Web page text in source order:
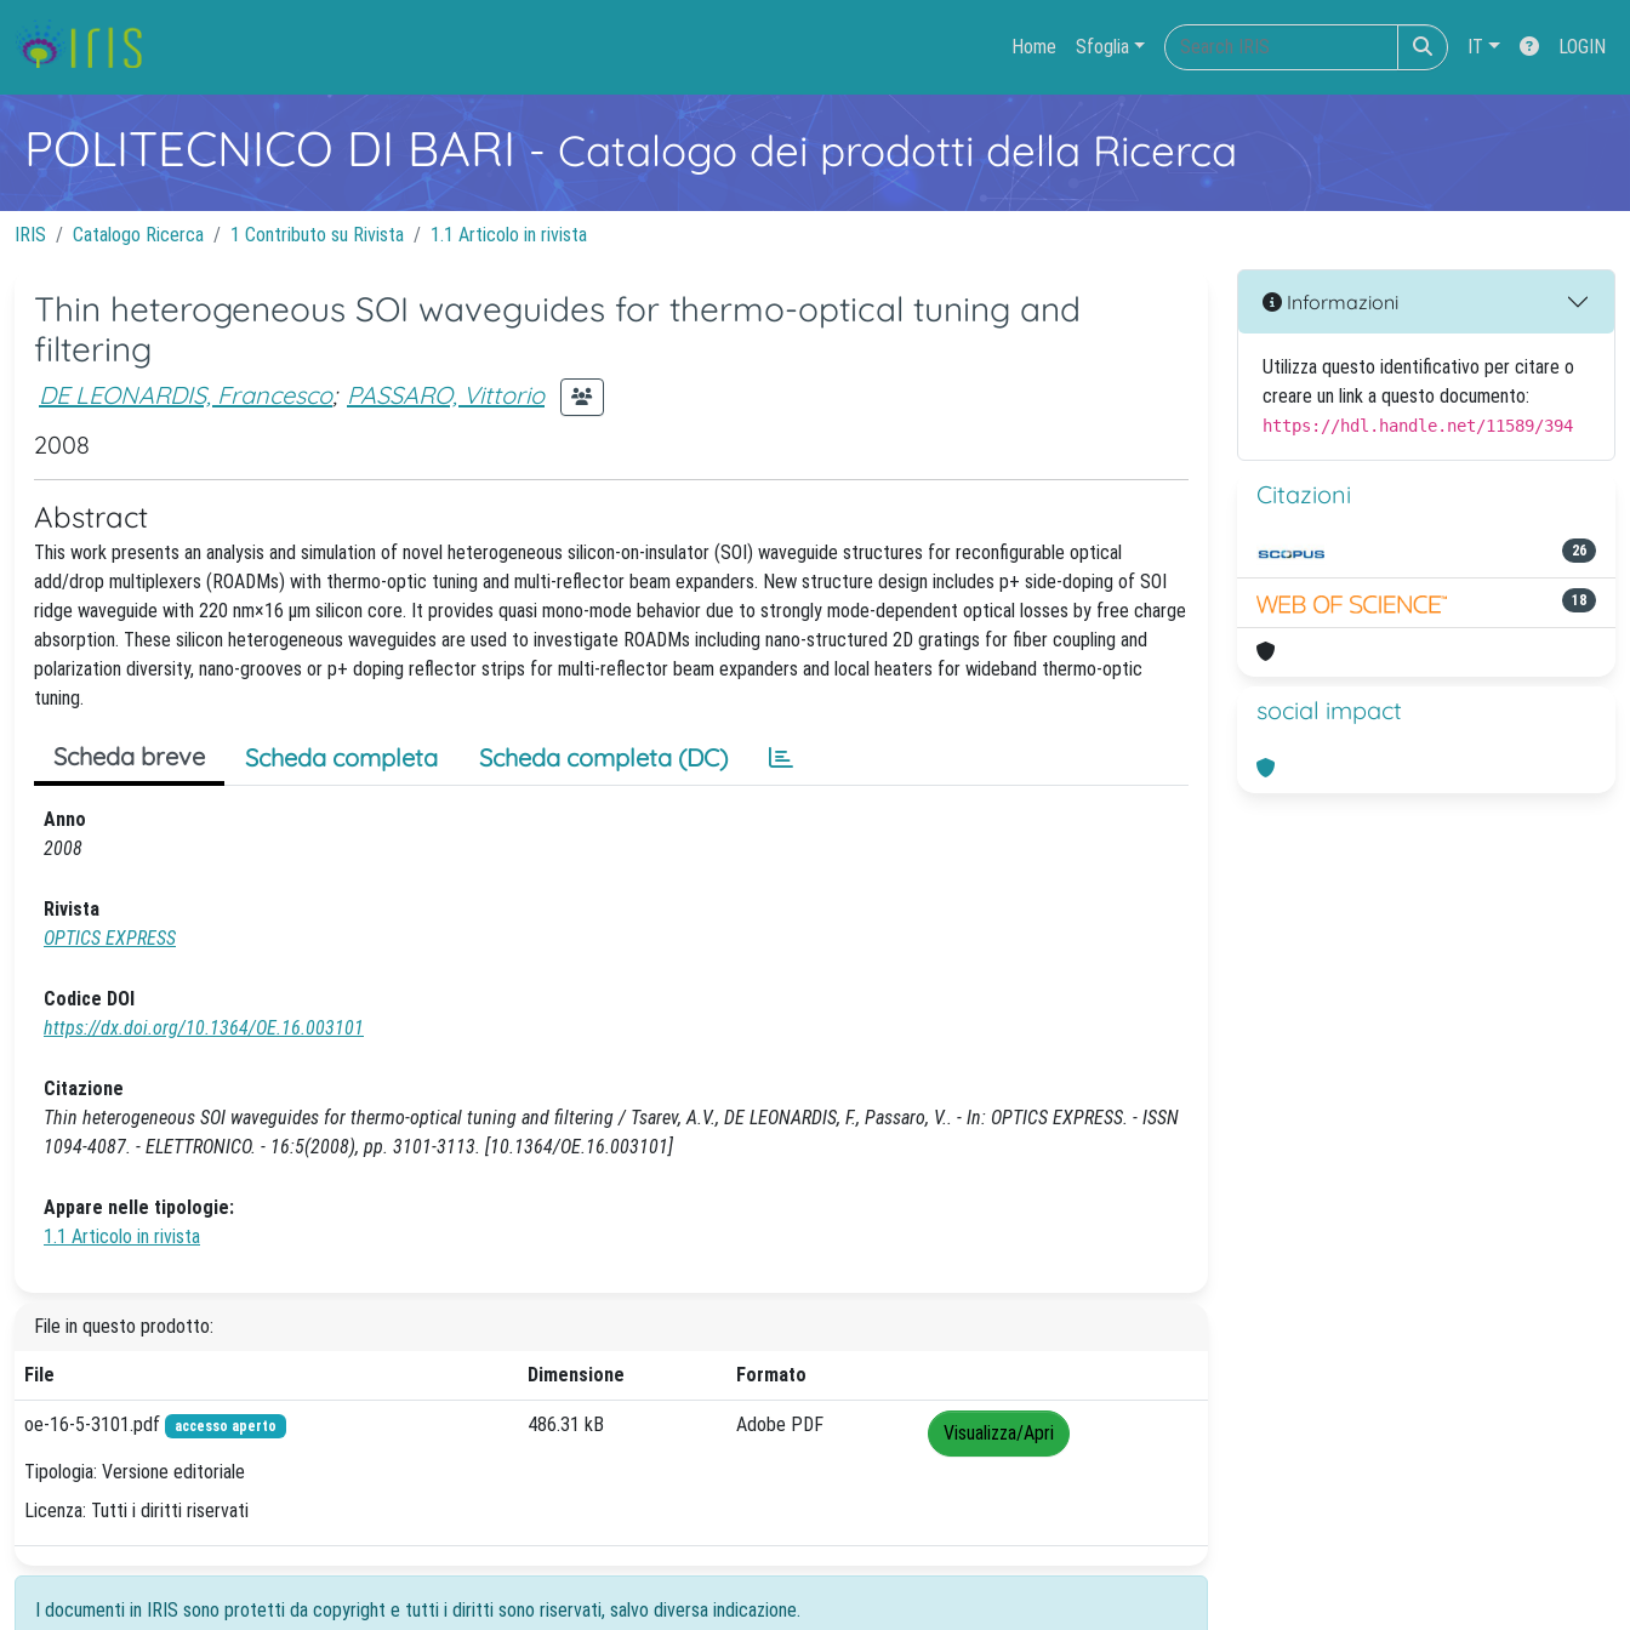
Home Sfoglia IT LOGIN
POLITECNICO DI BARI- Catalogo dei prodotti della Ricerca
IRIS Catalogo Ricerca 1 Contributo su Rivista 1.1 Articolo in rivista
Thin heterogeneous SOI waveguides for thermo-optical tuning and
filtering
DE LEONARDIS, Francesco; PASSARO, Vittorio
2008
Abstract
This work presents an analysis and simulation of novel heterogeneous silicon-on-insulator (SOI) waveguide structures for reconfigurable optical
add/drop multiplexers (ROADMs) with thermo-optic tuning and multi-reflector beam expanders. New structure design includes p+ side-doping of SOI
ridge waveguide with 220 nm×16 μm silicon core. It provides quasi mono-mode behavior due to strongly mode-dependent optical losses by free charge
absorption. These silicon heterogeneous waveguides are used to investigate ROADMs including nano-structured 2D gratings for fiber coupling and
polarization diversity, nano-grooves or p+ doping reflector strips for multi-reflector beam expanders and local heaters for wideband thermo-optic
tuning.
Scheda breve Scheda completa Scheda completa (DC)
Anno
2008
Rivista
OPTICS EXPRESS
Codice DOI
https://dx.doi.org/10.1364/OE.16.003101
Citazione
Thin heterogeneous SOI waveguides for thermo-optical tuning and filtering / Tsarev, A.V., DE LEONARDIS, F., Passaro, V.. - In: OPTICS EXPRESS. - ISSN
1094-4087. - ELETTRONICO. - 16:5(2008), pp. 3101-3113. [10.1364/OE.16.003101]
Appare nelle tipologie:
1.1 Articolo in rivista
File in questo prodotto:
File Dimensione Formato
oe-16-5-3101.pdf accesso aperto
Tipologia: Versione editoriale
Licenza: Tutti i diritti riservati
486.31 kB Adobe PDF Visualizza/Apri
I documenti in IRIS sono protetti da copyright e tutti i diritti sono riservati, salvo diversa indicazione.
Informazioni
Utilizza questo identificativo per citare o
creare un link a questo documento:
https://hdl.handle.net/11589/394
Citazioni
26
18
social impact